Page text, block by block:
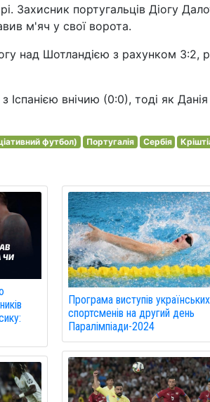
Захисник португальців Діогу
м'яч у свої ворота.
над Шотландією з рахунком 3:2,
Іспанією внічию (0:0), тоді як
футбол) Португалія Сербія
Програма виступів українських
спортсменів на другий день
Паралімпіади-2024